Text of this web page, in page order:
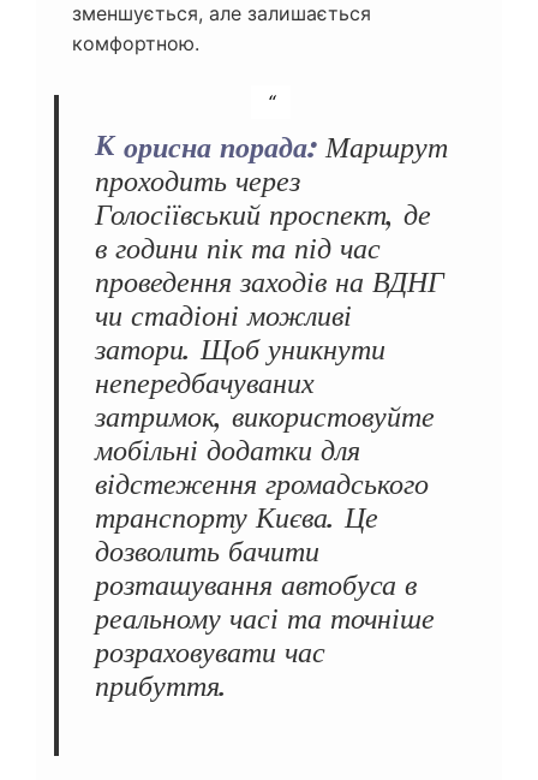
зменшується, але залишається
комфортною.
Корисна порада: Маршрут
проходить через
Голосіївський проспект, де
в години пік та під час
проведення заходів на ВДНГ
чи стадіоні можливі
затори. Щоб уникнути
непередбачуваних
затримок, використовуйте
мобільні додатки для
відстеження громадського
транспорту Києва. Це
дозволить бачити
розташування автобуса в
реальному часі та точніше
розраховувати час
прибуття.